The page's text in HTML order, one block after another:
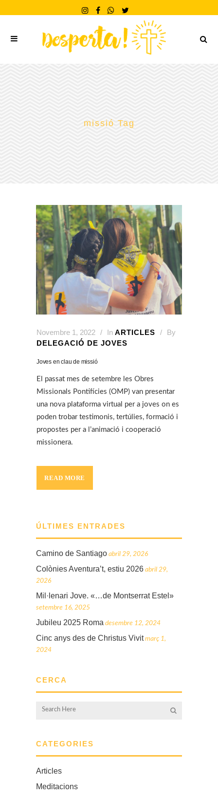
missió Tag
Novembre 1, 2022 In ARTICLES
By
DELEGACIÓ DE JOVES
Joves en clau de missió
El passat mes de setembre les Obres
Missionals Pontifícies (OMP) van presentar
una nova plataforma virtual per a joves on es
poden trobar testimonis, tertúlies, formació i
propostes per a l’animació i cooperació
missionera.
READ MORE
ÚLTIMES ENTRADES
Camino de Santiago abril 29, 2026
Colònies Aventura’t, estiu 2026 abril 29,
2026
Mil·lenari Jove. «…de Montserrat Estel»
setembre 16, 2025
Jubileu 2025 Roma desembre 12, 2024
Cinc anys des de Christus Vivit març 1,
2024
CERCA
CATEGORIES
Articles
Meditacions